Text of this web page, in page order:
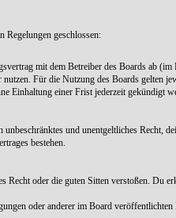
geschlossen:
mit dem Betreiber des Boards ab
Für die Nutzung des Boards gelten
Einhaltung einer Frist jederzeit gekündigt
und unentgeltliches Recht,
bestehen.
oder die guten Sitten verstoßen.
oder anderer im Board